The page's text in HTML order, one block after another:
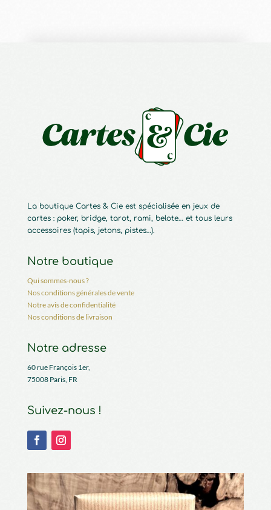
La boutique Cartes & Cie est spécialisée en jeux de
cartes : poker, bridge, tarot, rami, belote… et tous leurs
accessoires (tapis, jetons, pistes…).
Notre boutique
Qui sommes-nous ?
Nos conditions générales de vente
Notre avis de confidentialité
Nos conditions de livraison
Notre adresse
60 rue François 1er,
75008 Paris, FR
Suivez-nous !